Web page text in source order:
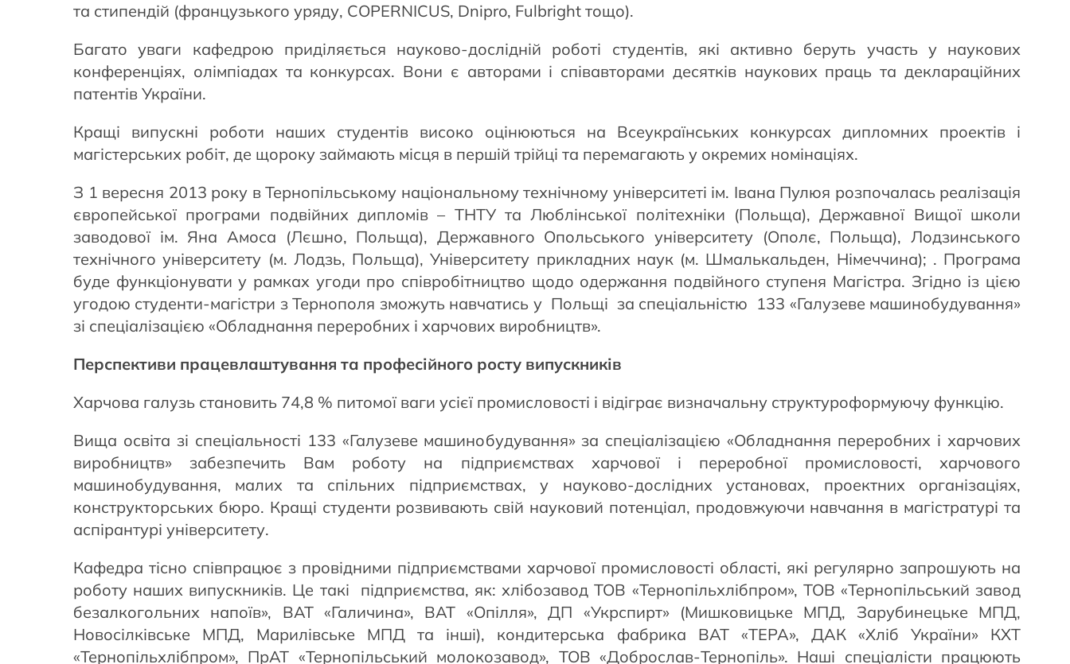
та стипендій (французького уряду, COPERNICUS, Dnipro, Fulbright тощо).
Багато уваги кафедрою приділяється науково-дослідній роботі студентів, які активно беруть участь у наукових
конференціях, олімпіадах та конкурсах. Вони є авторами і співавторами десятків наукових праць та деклараційних
патентів України.
Кращі випускні роботи наших студентів високо оцінюються на Всеукраїнських конкурсах дипломних проектів і
магістерських робіт, де щороку займають місця в першій трійці та перемагають у окремих номінаціях.
З 1 вересня 2013 року в Тернопільському національному технічному університеті ім. Івана Пулюя розпочалась реалізація
європейської програми подвійних дипломів – ТНТУ та Люблінської політехніки (Польща), Державної Вищої школи
заводової ім. Яна Амоса (Лєшно, Польща), Державного Опольського університету (Ополє, Польща), Лодзинського
технічного університету (м. Лодзь, Польща), Університету прикладних наук (м. Шмалькальден, Німеччина); . Програма
буде функціонувати у рамках угоди про співробітництво щодо одержання подвійного ступеня Магістра. Згідно із цією
угодою студенти-магістри з Тернополя зможуть навчатись у Польщі за спеціальністю 133 «Галузеве машинобудування»
зі спеціалізацією «Обладнання переробних і харчових виробництв».
Перспективи працевлаштування та професійного росту випускників
Харчова галузь становить 74,8 % питомої ваги усієї промисловості і відіграє визначальну структуроформуючу функцію.
Вища освіта зі спеціальності 133 «Галузеве машинобудування» за спеціалізацією «Обладнання переробних і харчових
виробництв» забезпечить Вам роботу на підприємствах харчової і переробної промисловості, харчового
машинобудування, малих та спільних підприємствах, у науково-дослідних установах, проектних організаціях,
конструкторських бюро. Кращі студенти розвивають свій науковий потенціал, продовжуючи навчання в магістратурі та
аспірантурі університету.
Кафедра тісно співпрацює з провідними підприємствами харчової промисловості області, які регулярно запрошують на
роботу наших випускників. Це такі підприємства, як: хлібозавод ТОВ «Тернопільхлібпром», ТОВ «Тернопільський завод
безалкогольних напоїв», ВАТ «Галичина», ВАТ «Опілля», ДП «Укрспирт» (Мишковицьке МПД, Зарубинецьке МПД,
Новосілківське МПД, Марилівське МПД та інші), кондитерська фабрика ВАТ «ТЕРА», ДАК «Хліб України» КХТ
«Тернопільхлібпром», ПрАТ «Тернопільський молокозавод», ТОВ «Доброслав-Тернопіль». Наші спеціалісти працюють